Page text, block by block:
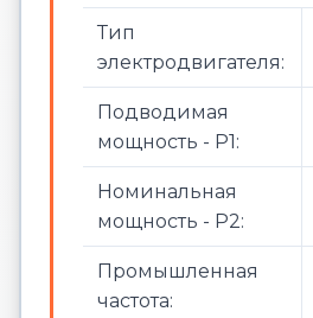
Тип
электродвигателя:
Подводимая
мощность - P1:
Номинальная
мощность - P2:
Промышленная
частота: